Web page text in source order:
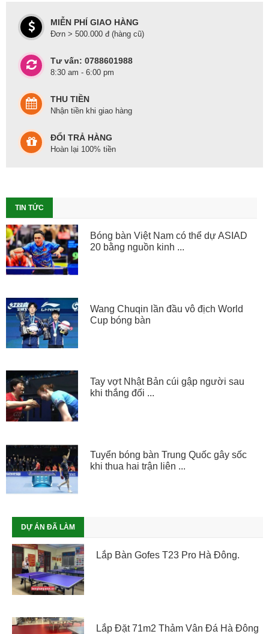
MIỄN PHÍ GIAO HÀNG
Đơn > 500.000 đ (hàng cũ)
Tư vấn: 0788601988
8:30 am - 6:00 pm
THU TIỀN
Nhận tiền khi giao hàng
ĐỔI TRẢ HÀNG
Hoàn lại 100% tiền
TIN TỨC
Bóng bàn Việt Nam có thể dự ASIAD
20 bằng nguồn kinh ...
Wang Chuqin lần đầu vô địch World
Cup bóng bàn
Tay vợt Nhật Bản cúi gập người sau
khi thắng đối ...
Tuyển bóng bàn Trung Quốc gây sốc
khi thua hai trận liên ...
DỰ ÁN ĐÃ LÀM
Lắp Bàn Gofes T23 Pro Hà Đông.
Lắp Đặt 71m2 Thảm Vân Đá Hà Đông